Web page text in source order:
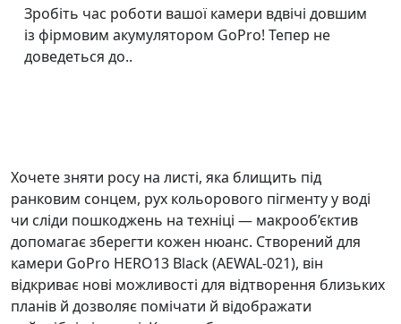
Зробіть час роботи вашої камери вдвічі довшим
із фірмовим акумулятором GoPro! Тепер не
доведеться до..
Хочете зняти росу на листі, яка блищить під
ранковим сонцем, рух кольорового пігменту у воді
чи сліди пошкоджень на техніці — макрооб’єктив
допомагає зберегти кожен нюанс. Створений для
камери GoPro HERO13 Black (AEWAL-021), він
відкриває нові можливості для відтворення близьких
планів й дозволяє помічати й відображати